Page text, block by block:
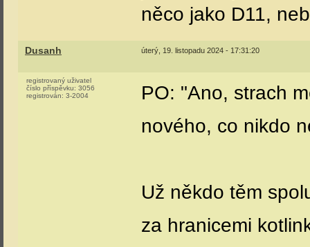
něco jako D11,
Dusanh úterý, 19. listopadu 2024 - 17:31:20
registrovaný uživatel
číslo příspěvku: 3056
registrován: 3-2004
PO: "Ano, strach
nového, co nikdo
Už někdo těm
za hranicemi